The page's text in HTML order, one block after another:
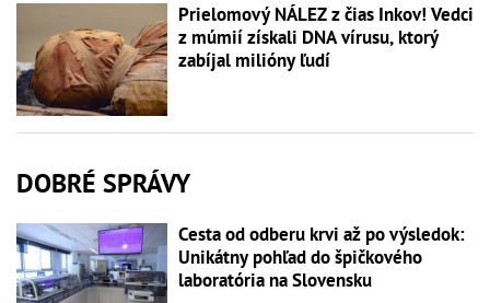
Prielomový NÁLEZ z čias Inkov! Vedci
z múmií získali DNA vírusu, ktorý
zabíjal milióny ľudí
DOBRÉ SPRÁVY
Cesta od odberu krvi až po výsledok:
Unikátny pohľad do špičkového
laboratória na Slovensku